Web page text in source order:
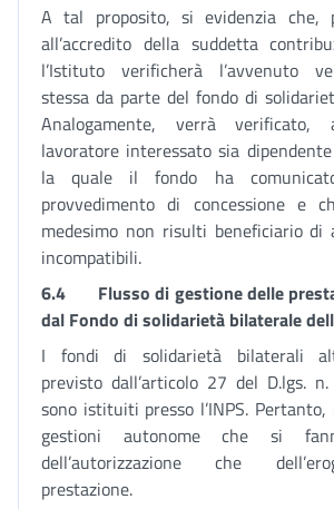
A tal proposito, si evidenzia che,
all’accredito della suddetta
l’Istituto verificherà l’avvenuto
stessa da parte del fondo di
Analogamente, verrà
lavoratore interessato sia dipendente
la quale il fondo ha
provvedimento di concessione e
medesimo non risulti beneficiario di
incompatibili.
6.4 Flusso di gestione delle
dal Fondo di solidarietà bilaterale
I fondi di solidarietà bilaterali
previsto dall’articolo 27 del D.lgs.
sono istituiti presso l’INPS.
gestioni autonome che si
dell’autorizzazione che
prestazione.